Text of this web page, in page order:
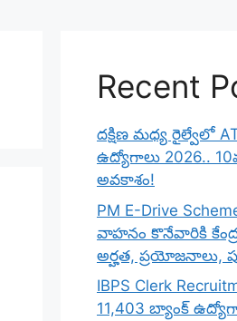
Recent
దక్షిణ మధ్య రైల్వేలో
ఉద్యోగాలు 2026..
అవకాశం!
PM E-Drive
వాహనం కొనేవారికి
అర్హత, ప్రయోజనాలు,
IBPS Clerk
11,403 బ్యాంక్